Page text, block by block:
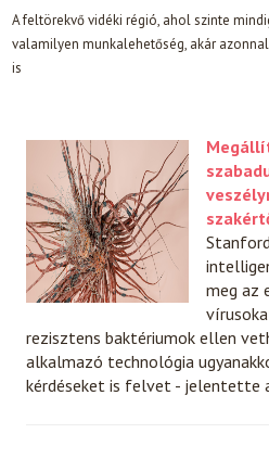
A feltörekvő vidéki régió, ahol szinte
valamilyen munkalehetőség, akár
is
meg az
rezisztens baktériumok ellen
alkalmazó technológia
kérdéseket is felvet - jelentette